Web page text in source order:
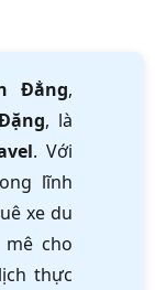
Đẳng,
, là
. Với
lĩnh
xe du
cho
thực